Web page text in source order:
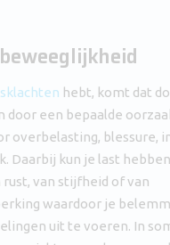
hebt, komt dat
door een bepaalde
overbelasting, blessure,
Daarbij kun je last
rust, van stijfheid of van
waardoor je
uit te voeren. In